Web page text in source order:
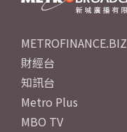
METROFINANCE.BIZ
財經台
知訊台
Metro Plus
MBO TV